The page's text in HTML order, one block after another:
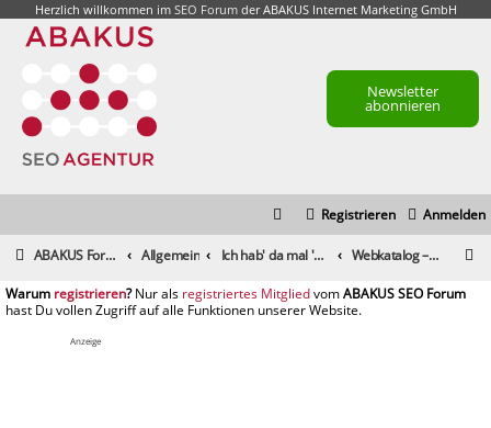
Herzlich willkommen im SEO Forumder ABAKUS Internet Marketing GmbH
Newsletter
abonnieren
Anmelden
Registrieren
ABAKUS Foren-Übersicht Allgemein Ich hab' da mal 'ne Frage Webkatalog – Unternehmen ohne Registrierung eintragen
registrieren registriertes Mitglied
Anzeige